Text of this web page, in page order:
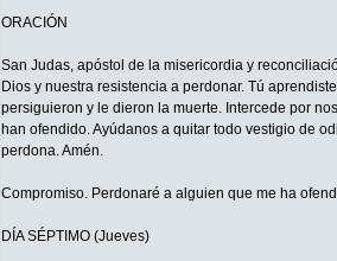
ORACIÓN
San Judas, apóstol de la misericordia y
Dios y nuestra resistencia a perdonar. Tú
persiguieron y le dieron la muerte. Intercede por
han ofendido. Ayúdanos a quitar todo vestigio de
perdona. Amén.
Compromiso. Perdonaré a alguien que me ha
DÍA SÉPTIMO (Jueves)